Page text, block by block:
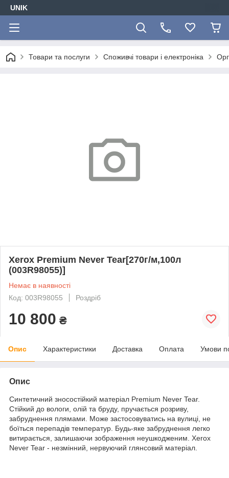
UNIK
Товари та послуги Споживчі товари і електроніка
Xerox Premium Never Tear[270г/м,100л
(003R98055)]
Немає в наявності
Код: 003R98055
Роздріб
10 800 ₴
Опис Характеристики Доставка Оплата Умови
Опис
Синтетичний зносостійкий матеріал Premium Never Tear.
Стійкий до вологи, олій та бруду, пручається розриву,
забруднення плямами. Може застосовуватись на вулиці, не
боїться перепадів температур. Будь-яке забруднення легко
витирається, залишаючи зображення неушкодженим. Xerox
Never Tear - незмінний, нервуючий глянсовий матеріал.